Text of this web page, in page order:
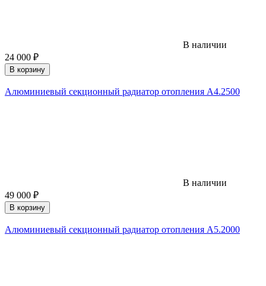
В наличии
24 000 ₽
В корзину
Алюминиевый секционный радиатор отопления A4.2500
В наличии
49 000 ₽
В корзину
Алюминиевый секционный радиатор отопления A5.2000